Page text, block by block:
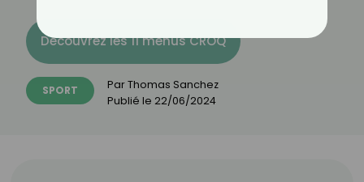
Découvrez les 11 menus CROQ
SPORT ParThomas Sanchez
Publié le 22/06/2024